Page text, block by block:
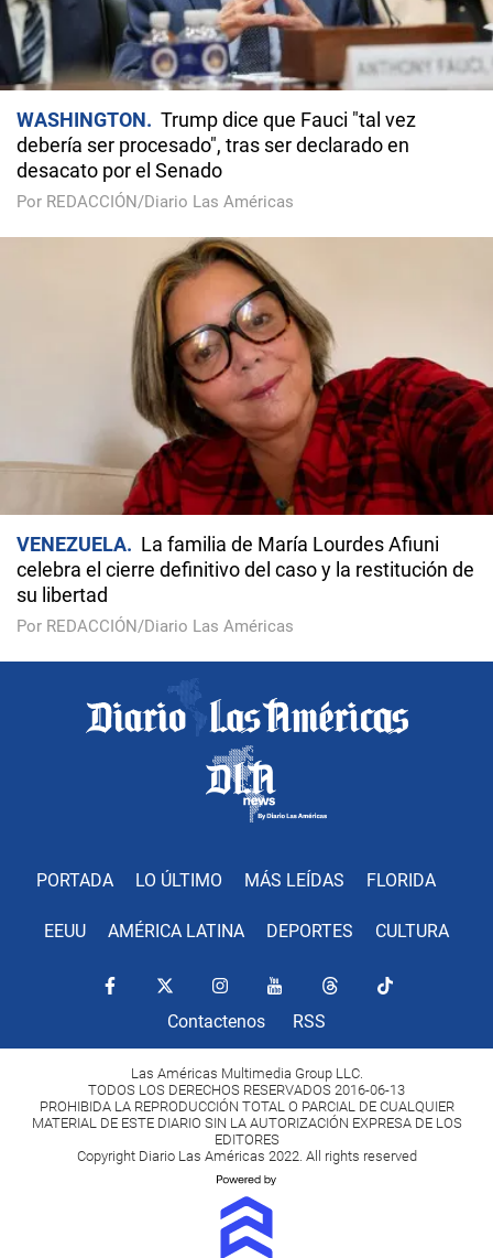
WASHINGTON
Trump dice que Fauci "tal vez
debería ser procesado", tras ser declarado en
desacato por el Senado
Por REDACCIÓN/Diario Las Américas
VENEZUELA
La familia de María Lourdes Afiuni
celebra el cierre definitivo del caso y la restitución de
su libertad
Por REDACCIÓN/Diario Las Américas
PORTADA LO ÚLTIMO MÁS LEÍDAS FLORIDA
EEUU AMÉRICA LATINA DEPORTES CULTURA
Contactenos RSS
Las Américas Multimedia Group LLC.
TODOS LOS DERECHOS RESERVADOS 2016-06-13
PROHIBIDA LA REPRODUCCIÓN TOTAL O PARCIAL DE CUALQUIER
MATERIAL DE ESTE DIARIO SIN LA AUTORIZACIÓN EXPRESA DE LOS
EDITORES
Copyright Diario Las Américas 2022. All rights reserved